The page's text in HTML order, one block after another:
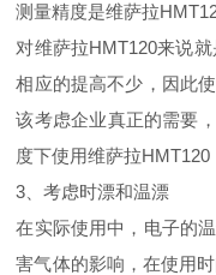
测量精度是维萨拉
对维萨拉HMT120来说
相应的提高不少，因此
该考虑企业真正的需要
度下使用维萨拉HMT120
3、考虑时漂和温漂
在实际使用中，电子的
害气体的影响，在使用